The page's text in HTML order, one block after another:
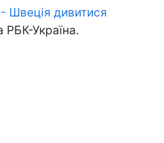
Швеція дивитися
Україна.